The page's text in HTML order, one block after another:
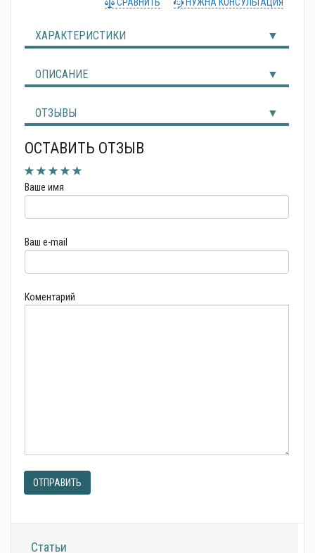
ХАРАКТЕРИСТИКИ
ОПИСАНИЕ
ОТЗЫВЫ
ОСТАВИТЬ ОТЗЫВ
Ваше имя
Ваш e-mail
Коментарий
ОТПРАВИТЬ
Статьи